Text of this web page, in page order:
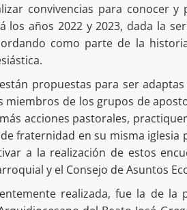
convivencias para conocer
los años 2022 y 2023, dada la
como parte de la
propuestas para ser
miembros de los grupos de
acciones pastorales,
fraternidad en su misma
a la realización de estos
y el Consejo de Asuntos
realizada, fue la de la